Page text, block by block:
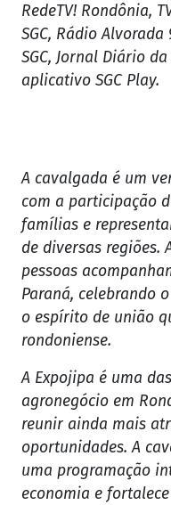
RedeTV! Rondônia,
SGC, Rádio Alvorada
SGC, Jornal Diário
aplicativo SGC Play.
A cavalgada é um
com a participação
famílias e
de diversas regiões.
pessoas
Paraná, celebrando
o espírito de união
rondoniense.
A Expojipa é uma
agronegócio em
reunir ainda mais
oportunidades. A
uma programação
economia e